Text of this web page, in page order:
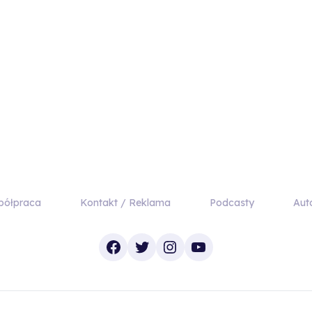
Kontakt / Reklama Podcasty
Facebook
TwitterInstagram
YouTube